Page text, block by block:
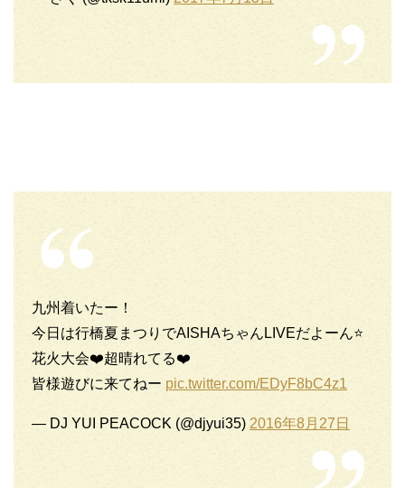
九州着いたー！
今日は行橋夏まつりでAISHAちゃんLIVEだよーん⭐️
花火大会❤️超晴れてる❤️
皆様遊びに来てねー pic.twitter.com/EDyF8bC4z1
— DJ YUI PEACOCK (@djyui35) 2016年8月27日